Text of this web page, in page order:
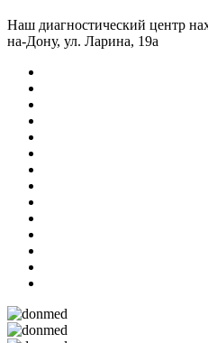
Наш диагностический центр
на-Дону, ул. Ларина, 19а